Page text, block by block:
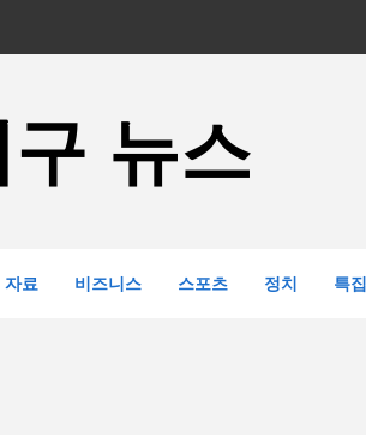
구 뉴스
자료 비즈니스 스포츠 정치 특집